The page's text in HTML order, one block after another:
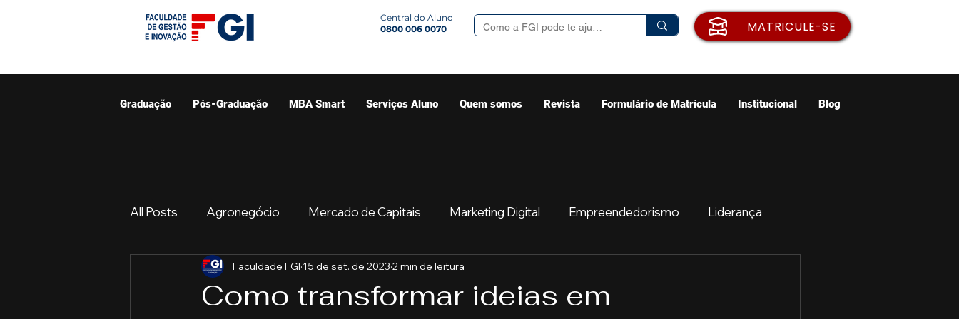
Central do Aluno
0800 006 0070
MATRICULE-SE
Graduação Pós-Graduação MBA Smart Serviços Aluno Quem somos Revista Formulário de Matrícula Institucional Blog
All Posts Agronegócio Mercado de Capitais Marketing Digital Empreendedorismo Liderança
Graduação Resumo do Mercado Sua comunidade
Como transformar ideias em
Faculdade FGI 15 de set. de 2023 2 min de leitura